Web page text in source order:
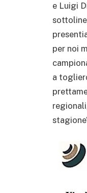
e Luigi
per noi
a